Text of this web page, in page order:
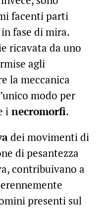
facenti parti
fase di mira.
ricavata da uno
agli
la meccanica
modo per
inecromorfi.
dei movimenti di
di pesantezza
contribuivano a
presenti sul